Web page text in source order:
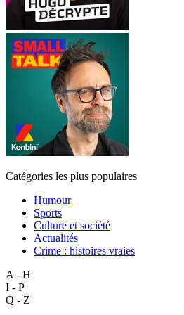
Catégories les plus populaires
Humour
Sports
Culture et société
Actualités
Crime : histoires vraies
A - H
I - P
Q - Z